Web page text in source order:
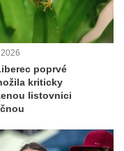
poprvé
kriticky
listovnici